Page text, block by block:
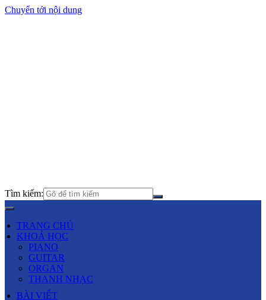
Chuyển tới nội dung
Tìm kiếm:
TRANG CHỦ
KHOÁ HỌC
PIANO
GUITAR
ORGAN
THANH NHẠC
BÀI VIẾT